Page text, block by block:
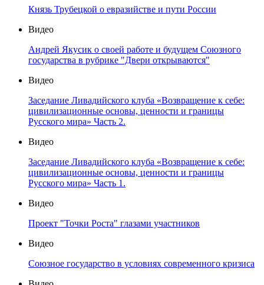
Князь Трубецкой о евразийстве и пути России
Видео
Андрей Якусик о своей работе и будущем Союзного
государства в рубрике "Двери открываются"
Видео
Заседание Ливадийского клуба «Возвращение к себе:
цивилизационные основы, ценности и границы
Русского мира» Часть 2.
Видео
Заседание Ливадийского клуба «Возвращение к себе:
цивилизационные основы, ценности и границы
Русского мира» Часть 1.
Видео
Проект "Точки Роста" глазами участников
Видео
Союзное государство в условиях современного кризиса